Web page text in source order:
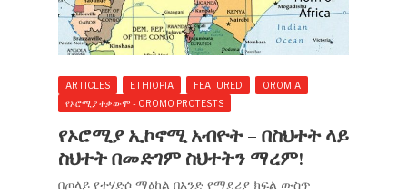
ARTICLES ETHIOPIA FEATURED
OROMIA
የኦሮሚያ ተቃውሞ - OROMO PROTESTS
የኦሮሚያ ኢኮኖሚ አብዮት – በስህተት ላይ
ስህተት በመድገም ስህተትን ማረም!
በጦላይ የተሃድሶ ማዕከል በአንድ የማደሪያ ክፍል ውስጥ